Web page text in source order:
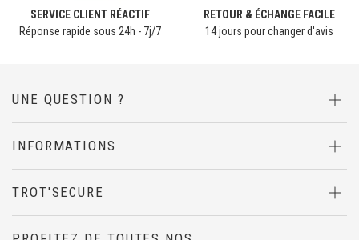
SERVICE CLIENT RÉACTIF
Réponse rapide sous 24h - 7j/7
RETOUR & ÉCHANGE FACILE
14 jours pour changer d'avis
UNE QUESTION ?
INFORMATIONS
TROT'SECURE